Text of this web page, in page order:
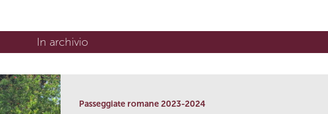
In archivio
Passeggiate romane 2023-2024